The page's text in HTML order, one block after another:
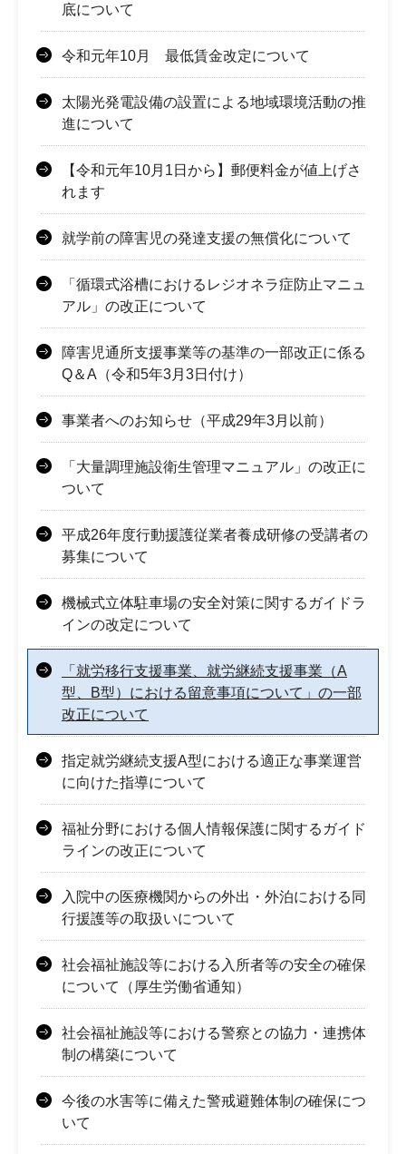
底について
令和元年10月 最低賃金改定について
太陽光発電設備の設置による地域環境活動の推
進について
【令和元年10月1日から】郵便料金が値上げさ
れます
就学前の障害児の発達支援の無償化について
「循環式浴槽におけるレジオネラ症防止マニュ
アル」の改正について
障害児通所支援事業等の基準の一部改正に係る
Q＆A（令和5年3月3日付け）
事業者へのお知らせ（平成29年3月以前）
「大量調理施設衛生管理マニュアル」の改正に
ついて
平成26年度行動援護従業者養成研修の受講者の
募集について
機械式立体駐車場の安全対策に関するガイドラ
インの改定について
「就労移行支援事業、就労継続支援事業（A
型、B型）における留意事項について」の一部
改正について
指定就労継続支援A型における適正な事業運営
に向けた指導について
福祉分野における個人情報保護に関するガイド
ラインの改正について
入院中の医療機関からの外出・外泊における同
行援護等の取扱いについて
社会福祉施設等における入所者等の安全の確保
について（厚生労働省通知）
社会福祉施設等における警察との協力・連携体
制の構築について
今後の水害等に備えた警戒避難体制の確保につ
いて